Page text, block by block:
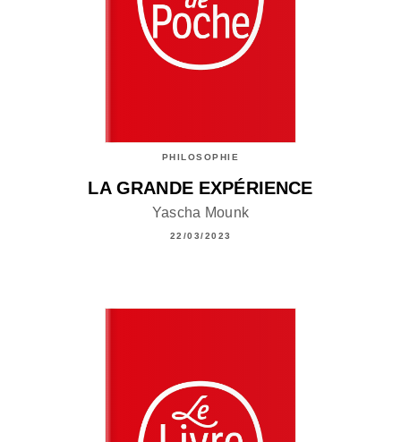
PHILOSOPHIE
LA GRANDE EXPÉRIENCE
Yascha Mounk
22/03/2023